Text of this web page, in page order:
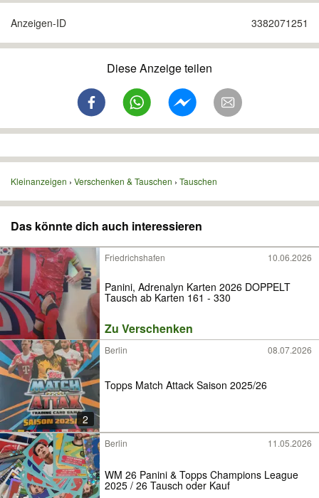
Anzeigen-ID 3382071251
Diese Anzeige teilen
Kleinanzeigen Verschenken & Tauschen Tauschen
Das könnte dich auch interessieren
Friedrichshafen 10.06.2026
Panini, Adrenalyn Karten 2026 DOPPELT
Tausch ab Karten 161 - 330
Zu Verschenken
2
Berlin 08.07.2026
Topps Match Attack Saison 2025/26
Berlin 11.05.2026
WM 26 Panini & Topps Champions League
2025 / 26 Tausch oder Kauf